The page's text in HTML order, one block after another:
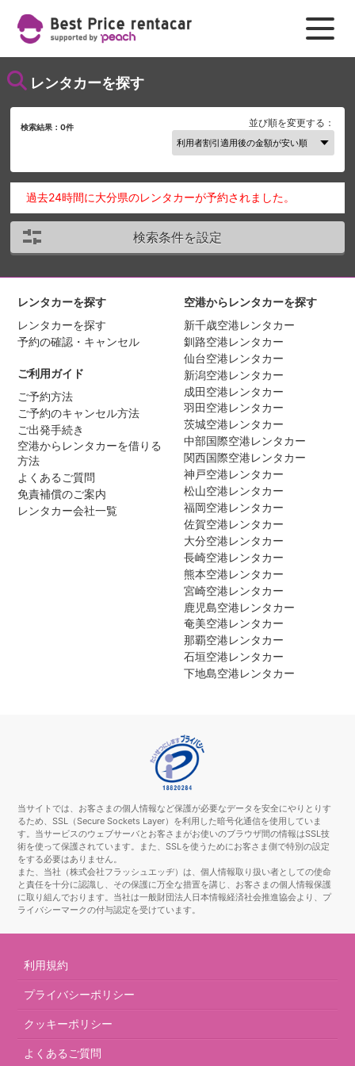
レンタカーを探す
検索結果：0件 並び順を変更する：
過去24時間に大分県のレンタカーが予約されました。
検索条件を設定
レンタカーを探す
レンタカーを探す
予約の確認・キャンセル
ご利用ガイド
ご予約方法
ご予約のキャンセル方法
ご出発手続き
空港からレンタカーを借りる
方法
よくあるご質問
免責補償のご案内
レンタカー会社一覧
空港からレンタカーを探す
新千歳空港レンタカー
釧路空港レンタカー
仙台空港レンタカー
新潟空港レンタカー
成田空港レンタカー
羽田空港レンタカー
茨城空港レンタカー
中部国際空港レンタカー
関西国際空港レンタカー
神戸空港レンタカー
松山空港レンタカー
福岡空港レンタカー
佐賀空港レンタカー
大分空港レンタカー
長崎空港レンタカー
熊本空港レンタカー
宮崎空港レンタカー
鹿児島空港レンタカー
奄美空港レンタカー
那覇空港レンタカー
石垣空港レンタカー
下地島空港レンタカー
当サイトでは、お客さまの個人情報など保護が必要なデータを安全にやりとりす
るため、SSL（Secure Sockets Layer）を利用した暗号化通信を使用していま
す。当サービスのウェブサーバとお客さまがお使いのブラウザ間の情報はSSL技
術を使って保護されています。また、SSLを使うためにお客さま側で特別の設定
をする必要はありません。
また、当社（株式会社フラッシュエッヂ）は、個人情報取り扱い者としての使命
と責任を十分に認識し、その保護に万全な措置を講じ、お客さまの個人情報保護
に取り組んでおります。当社は一般財団法人日本情報経済社会推進協会より、プ
ライバシーマークの付与認定を受けています。
利用規約
プライバシーポリシー
クッキーポリシー
よくあるご質問